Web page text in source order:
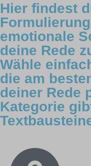
Hier findest
emotionale
deine Rede
Wähle
die am
deiner Rede
Kategorie